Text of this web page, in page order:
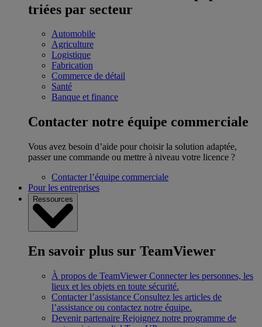
triées par secteur
Automobile
Agriculture
Logistique
Fabrication
Commerce de détail
Santé
Banque et finance
Contacter notre équipe commerciale
Vous avez besoin d’aide pour choisir la solution adaptée,
passer une commande ou mettre à niveau votre licence ?
Contacter l’équipe commerciale
Pour les entreprises
Ressources
En savoir plus sur TeamViewer
À propos de TeamViewer Connecter les personnes, les
lieux et les objets en toute sécurité.
Contacter l’assistance Consultez les articles de
l’assistance ou contactez notre équipe.
Devenir partenaire Rejoignez notre programme de